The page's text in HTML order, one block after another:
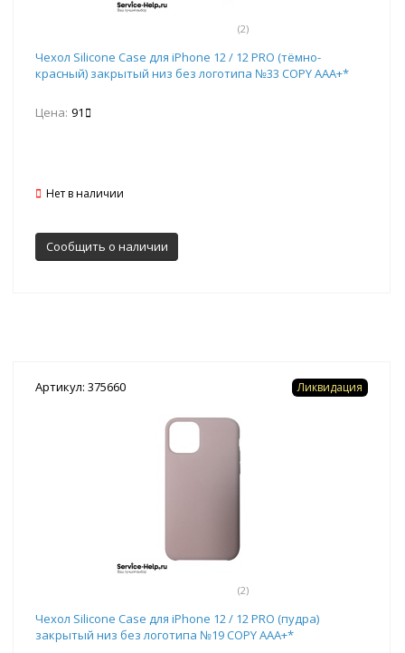
(2)
Чехол Silicone Case для iPhone 12 / 12 PRO (тёмно-
красный) закрытый низ без логотипа №33 COPY AAA+*
Цена: 91
Нет в наличии
Сообщить о наличии
Артикул: 375660
(2)
Ликвидация
Чехол Silicone Case для iPhone 12 / 12 PRO (пудра)
закрытый низ без логотипа №19 COPY AAA+*